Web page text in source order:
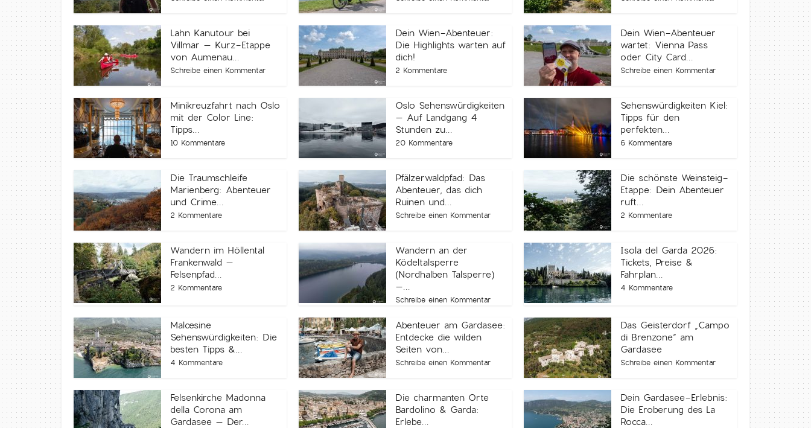
Lahn Kanutour bei
Villmar – Kurz-Etappe
von Aumenau...
Schreibe einen Kommentar
Dein Wien-Abenteuer:
Die Highlights warten auf
dich!
2 Kommentare
Dein Wien-Abenteuer
wartet: Vienna Pass
oder City Card...
Schreibe einen Kommentar
Minikreuzfahrt nach Oslo
mit der Color Line:
Tipps...
10 Kommentare
Oslo Sehenswürdigkeiten
– Auf Landgang 4
Stunden zu...
20 Kommentare
Sehenswürdigkeiten Kiel:
Tipps für den
perfekten...
6 Kommentare
Die Traumschleife
Marienberg: Abenteuer
und Crime...
2 Kommentare
Pfälzerwaldpfad: Das
Abenteuer, das dich
Ruinen und...
Schreibe einen Kommentar
Die schönste Weinsteig-
Etappe: Dein Abenteuer
ruft...
2 Kommentare
Wandern im Höllental
Frankenwald –
Felsenpfad...
2 Kommentare
Wandern an der
Ködeltalsperre
(Nordhalben Talsperre)
–...
Schreibe einen Kommentar
Isola del Garda 2026:
Tickets, Preise &
Fahrplan...
4 Kommentare
Malcesine
Sehenswürdigkeiten: Die
besten Tipps &...
4 Kommentare
Abenteuer am Gardasee:
Entdecke die wilden
Seiten von...
Schreibe einen Kommentar
Das Geisterdorf „Campo
di Brenzone“ am
Gardasee
Schreibe einen Kommentar
Felsenkirche Madonna
della Corona am
Gardasee – Der...
Die charmanten Orte
Bardolino & Garda:
Erlebe...
Dein Gardasee-Erlebnis:
Die Eroberung des La
Rocca...